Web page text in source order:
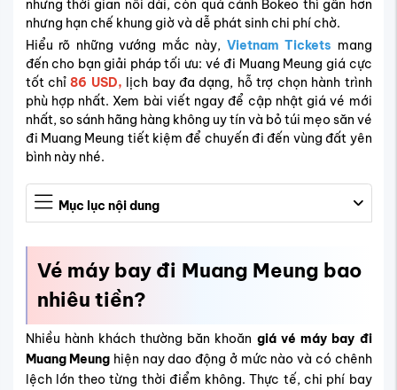
nhưng thời gian nối dài, còn quá cảnh Bokeo thì gần hơn
nhưng hạn chế khung giờ và dễ phát sinh chi phí chờ.
Hiểu rõ những vướng mắc này, Vietnam Tickets mang
đến cho bạn giải pháp tối ưu: vé đi Muang Meung giá cực
tốt chỉ86 USD, lịch bay đa dạng, hỗ trợ chọn hành trình
phù hợp nhất. Xem bài viết ngay để cập nhật giá vé mới
nhất, so sánh hãng hàng không uy tín và bỏ túi mẹo săn vé
đi Muang Meung tiết kiệm để chuyến đi đến vùng đất yên
bình này nhé.
Mục lục nội dung
Vé máy bay đi Muang Meung bao
nhiêu tiền?
Nhiều hành khách thường băn khoăn giá vé máy bay đi
Muang Meung hiện nay dao động ở mức nào và có chênh
lệch lớn theo từng thời điểm không. Thực tế, chi phí bay